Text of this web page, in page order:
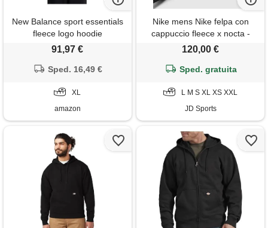
New Balance sport essentials
fleece logo hoodie
91,97 €
Sped. 16,49 €
XL
amazon
Nike mens Nike felpa con
cappuccio fleece x nocta -
nero, nero
120,00 €
Sped. gratuita
L M S XL XS XXL
JD Sports